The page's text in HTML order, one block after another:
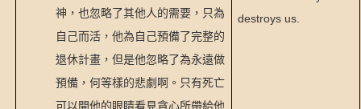
神，也忽略了其他人的需要，只為
自己而活，他為自己預備了完整的
退休計畫，但是他忽略了為永遠做
預備，何等樣的悲劇啊。只有死亡
可以開他的眼睛看見貪心所帶給他
destroys us.